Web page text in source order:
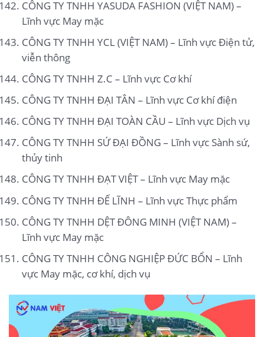
CÔNG TY TNHH YASUDA FASHION (VIỆT NAM) –
Lĩnh vực May mặc
CÔNG TY TNHH YCL (VIỆT NAM) – Lĩnh vực Điện tử,
viễn thông
CÔNG TY TNHH Z.C – Lĩnh vực Cơ khí
CÔNG TY TNHH ĐẠI TÂN – Lĩnh vực Cơ khí điện
CÔNG TY TNHH ĐẠI TOÀN CẦU – Lĩnh vực Dịch vụ
CÔNG TY TNHH SỨ ĐẠI ĐỒNG – Lĩnh vực Sành sứ,
thủy tinh
CÔNG TY TNHH ĐẠT VIỆT – Lĩnh vực May mặc
CÔNG TY TNHH ĐẾ LĨNH – Lĩnh vực Thực phẩm
CÔNG TY TNHH DỆT ĐÔNG MINH (VIỆT NAM) –
Lĩnh vực May mặc
CÔNG TY TNHH CÔNG NGHIỆP ĐỨC BỔN – Lĩnh
vực May mặc, cơ khí, dịch vụ